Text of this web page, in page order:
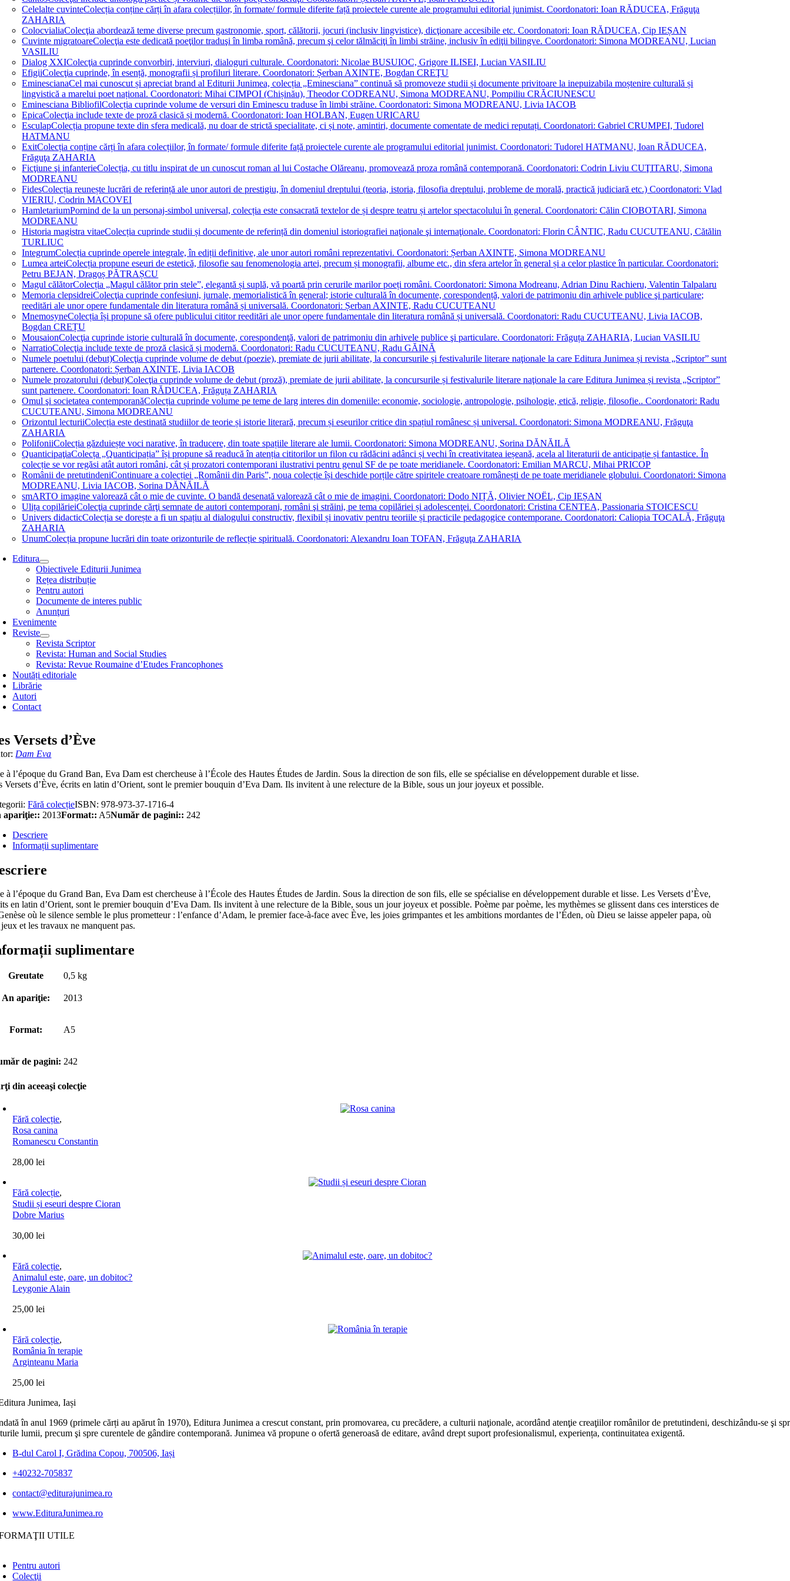
Celelalte cuvinteColecția conține cărți în afara colecțiilor, în formate/ formule diferite față proiectele curente ale programului editorial junimist. Coordonatori: Ioan RĂDUCEA, Frăguţa
ZAHARIA
ColocvialiaColecţia abordează teme diverse precum gastronomie, sport, călătorii, jocuri (inclusiv lingvistice), dicţionare accesibile etc. Coordonatori: Ioan RĂDUCEA, Cip IEȘAN
Cuvinte migratoareColecţia este dedicată poeţilor traduşi în limba română, precum şi celor tălmăciţi în limbi străine, inclusiv în ediţii bilingve. Coordonatori: Simona MODREANU, Lucian
VASILIU
Dialog XXIColecţia cuprinde convorbiri, interviuri, dialoguri culturale. Coordonatori: Nicolae BUSUIOC, Grigore ILISEI, Lucian VASILIU
EfigiiColecţia cuprinde, în esență, monografii și profiluri literare. Coordonatori: Șerban AXINTE, Bogdan CREŢU
EminescianaCel mai cunoscut și apreciat brand al Editurii Junimea, colecția „Eminesciana” continuă să promoveze studii și documente privitoare la inepuizabila moștenire culturală și
lingvistică a marelui poet național. Coordonatori: Mihai CIMPOI (Chișinău), Theodor CODREANU, Simona MODREANU, Pompiliu CRĂCIUNESCU
Eminesciana BibliofilColecția cuprinde volume de versuri din Eminescu traduse în limbi străine. Coordonatori: Simona MODREANU, Livia IACOB
EpicaColecţia include texte de proză clasică și modernă. Coordonatori: Ioan HOLBAN, Eugen URICARU
EsculapColecția propune texte din sfera medicală, nu doar de strictă specialitate, ci și note, amintiri, documente comentate de medici reputați. Coordonatori: Gabriel CRUMPEI, Tudorel
HATMANU
ExitColecția conține cărți în afara colecțiilor, în formate/ formule diferite față proiectele curente ale programului editorial junimist. Coordonatori: Tudorel HATMANU, Ioan RĂDUCEA,
Frăguţa ZAHARIA
Ficţiune şi infanterieColecția, cu titlu inspirat de un cunoscut roman al lui Costache Olăreanu, promovează proza română contemporană. Coordonatori: Codrin Liviu CUŢITARU, Simona
MODREANU
FidesColecția reunește lucrări de referință ale unor autori de prestigiu, în domeniul dreptului (teoria, istoria, filosofia dreptului, probleme de morală, practică judiciară etc.) Coordonatori: Vlad
VIERIU, Codrin MACOVEI
HamletariumPornind de la un personaj-simbol universal, colecția este consacrată textelor de și despre teatru și artelor spectacolului în general. Coordonatori: Călin CIOBOTARI, Simona
MODREANU
Historia magistra vitaeColecția cuprinde studii și documente de referință din domeniul istoriografiei naţionale şi internaţionale. Coordonatori: Florin CÂNTIC, Radu CUCUTEANU, Cătălin
TURLIUC
IntegrumColecția cuprinde operele integrale, în ediții definitive, ale unor autori români reprezentativi. Coordonatori: Șerban AXINTE, Simona MODREANU
Lumea arteiColecția propune eseuri de estetică, filosofie sau fenomenologia artei, precum și monografii, albume etc., din sfera artelor în general și a celor plastice în particular. Coordonatori:
Petru BEJAN, Dragoș PĂTRAȘCU
Magul călătorColecția „Magul călător prin stele”, elegantă și suplă, vă poartă prin cerurile marilor poeți români. Coordonatori: Simona Modreanu, Adrian Dinu Rachieru, Valentin Talpalaru
Memoria clepsidreiColecţia cuprinde confesiuni, jurnale, memorialistică în general; istorie culturală în documente, corespondență, valori de patrimoniu din arhivele publice şi particulare;
reeditări ale unor opere fundamentale din literatura română și universală. Coordonatori: Șerban AXINTE, Radu CUCUTEANU
MnemosyneColecția își propune să ofere publicului cititor reeditări ale unor opere fundamentale din literatura română și universală. Coordonatori: Radu CUCUTEANU, Livia IACOB,
Bogdan CREȚU
MousaionColecţia cuprinde istorie culturală în documente, corespondenţă, valori de patrimoniu din arhivele publice şi particulare. Coordonatori: Frăguța ZAHARIA, Lucian VASILIU
NarratioColecţia include texte de proză clasică și modernă. Coordonatori: Radu CUCUTEANU, Radu GĂINĂ
Numele poetului (debut)Colecţia cuprinde volume de debut (poezie), premiate de jurii abilitate, la concursurile și festivalurile literare naţionale la care Editura Junimea și revista „Scriptor” sunt
partenere. Coordonatori: Șerban AXINTE, Livia IACOB
Numele prozatorului (debut)Colecţia cuprinde volume de debut (proză), premiate de jurii abilitate, la concursurile și festivalurile literare naţionale la care Editura Junimea și revista „Scriptor”
sunt partenere. Coordonatori: Ioan RĂDUCEA, Frăguța ZAHARIA
Omul şi societatea contemporanăColecția cuprinde volume pe teme de larg interes din domeniile: economie, sociologie, antropologie, psihologie, etică, religie, filosofie.. Coordonatori: Radu
CUCUTEANU, Simona MODREANU
Orizontul lecturiiColecția este destinată studiilor de teorie și istorie literară, precum și eseurilor critice din spațiul românesc și universal. Coordonatori: Simona MODREANU, Frăguţa
ZAHARIA
PolifoniiColecția găzduiește voci narative, în traducere, din toate spațiile literare ale lumii. Coordonatori: Simona MODREANU, Sorina DĂNĂILĂ
QuanticipaţiaColecța „Quanticipația” își propune să readucă în atenția cititorilor un filon cu rădăcini adânci și vechi în creativitatea ieșeană, acela al literaturii de anticipație și fantastice. În
colecție se vor regăsi atât autori români, cât și prozatori contemporani ilustrativi pentru genul SF de pe toate meridianele. Coordonatori: Emilian MARCU, Mihai PRICOP
Românii de pretutindeniContinuare a colecției „Românii din Paris”, noua colecție își deschide porțile către spiritele creatoare românești de pe toate meridianele globului. Coordonatori: Simona
MODREANU, Livia IACOB, Sorina DĂNĂILĂ
smARTO imagine valorează cât o mie de cuvinte. O bandă desenată valorează cât o mie de imagini. Coordonatori: Dodo NIȚĂ, Olivier NOËL, Cip IEȘAN
Ulița copilărieiColecţia cuprinde cărţi semnate de autori contemporani, români şi străini, pe tema copilăriei și adolescenţei. Coordonatori: Cristina CENTEA, Passionaria STOICESCU
Univers didacticColecția se dorește a fi un spațiu al dialogului constructiv, flexibil și inovativ pentru teoriile și practicile pedagogice contemporane. Coordonatori: Caliopia TOCALĂ, Frăguţa
ZAHARIA
UnumColecția propune lucrări din toate orizonturile de reflecție spirituală. Coordonatori: Alexandru Ioan TOFAN, Frăguţa ZAHARIA
Editura
Obiectivele Editurii Junimea
Rețea distribuție
Pentru autori
Documente de interes public
Anunţuri
Evenimente
Reviste
Revista Scriptor
Revista: Human and Social Studies
Revista: Revue Roumaine d’Etudes Francophones
Noutăți editoriale
Librărie
Autori
Contact
Versets d’Ève
Dam Eva
à l’époque du Grand Ban, Eva Dam est chercheuse à l’École des Hautes Études de Jardin. Sous la direction de son fils, elle se spécialise en développement durable et lisse.
Versets d’Ève, écrits en latin d’Orient, sont le premier bouquin d’Eva Dam. Ils invitent à une relecture de la Bible, sous un jour joyeux et possible.
Fără colecțieISBN:978-973-37-1716-4
apariţie:: 2013Format:: A5Număr de pagini:: 242
Descriere
Informații suplimentare
à l’époque du Grand Ban, Eva Dam est chercheuse à l’École des Hautes Études de Jardin. Sous la direction de son fils, elle se spécialise en développement durable et lisse. Les Versets d’Ève,
en latin d’Orient, sont le premier bouquin d’Eva Dam. Ils invitent à une relecture de la Bible, sous un jour joyeux et possible. Poème par poème, les mythèmes se glissent dans ces interstices de
où le silence semble le plus prometteur : l’enfance d’Adam, le premier face-à-face avec Ève, les joies grimpantes et les ambitions mordantes de l’Éden, où Dieu se laisse appeler papa, où
jeux et les travaux ne manquent pas.
suplimentare
Greutate 0,5 kg
An apariţie: 2013
Format: A5
de pagini: 242
din aceeaşi colecţie
Fără colecție,
Rosa canina
Romanescu Constantin
28,00lei
Fără colecție,
Studii și eseuri despre Cioran
Dobre Marius
30,00lei
Fără colecție,
Animalul este, oare, un dobitoc?
Leygonie Alain
25,00lei
Fără colecție,
România în terapie
Arginteanu Maria
25,00lei
în anul 1969 (primele cărți au apărut în 1970), Editura Junimea a crescut constant, prin promovarea, cu precădere, a culturii naţionale, acordând atenţie creaţiilor românilor de pretutindeni, deschizându-se şi
lumii, precum şi spre curentele de gândire contemporană. Junimea vă propune o ofertă generoasă de editare, având drept suport profesionalismul, experiența, continuitatea exigentă.
B-dul Carol I, Grădina Copou, 700506, Iași
+40232-705837
contact@editurajunimea.ro
www.EdituraJunimea.ro
UTILE
Pentru autori
Colecţii